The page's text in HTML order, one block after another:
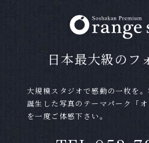
お電話または当サイトの
ご予約を承ります。料金
お気軽にお問い合わせ下
か？
Ａ はい。お客様のスマート
日本最大級のフ
大規模スタジオで感動の一枚を
誕生した写真のテーマパーク「オ
を一度ご体感下さい。